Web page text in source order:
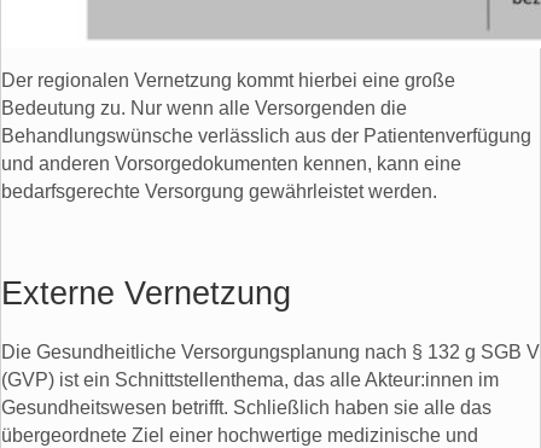
Der regionalen Vernetzung kommt hierbei eine große
Bedeutung zu. Nur wenn alle Versorgenden die
Behandlungswünsche verlässlich aus der Patientenverfügung
und anderen Vorsorgedokumenten kennen, kann eine
bedarfsgerechte Versorgung gewährleistet werden.
Externe Vernetzung
Die Gesundheitliche Versorgungsplanung nach § 132 g SGB V
(GVP) ist ein Schnittstellenthema, das alle Akteur:innen im
Gesundheitswesen betrifft. Schließlich haben sie alle das
übergeordnete Ziel einer hochwertige medizinische und